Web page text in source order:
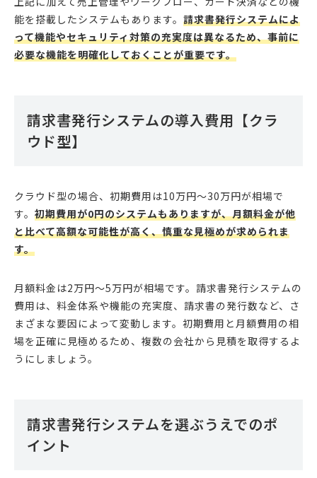
能を搭載したシステムもあります。 請求書発行システムによ
って機能やセキュリティ対策の充実度は異なるため、事前に
必要な機能を明確化しておくことが重要です。
請求書発行システムの導入費用【クラ
ウド型】
クラウド型の場合、初期費用は10万円～30万円が相場で
す。 初期費用が0円のシステムもありますが、月額料金が他
と比べて高額な可能性が高く、慎重な見極めが求められま
す。
月額料金は2万円～5万円が相場です。請求書発行システムの
費用は、料金体系や機能の充実度、請求書の発行数など、さ
まざまな要因によって変動します。初期費用と月額費用の相
場を正確に見極めるため、複数の会社から見積を取得するよ
うにしましょう。
請求書発行システムを選ぶうえでのポ
イント